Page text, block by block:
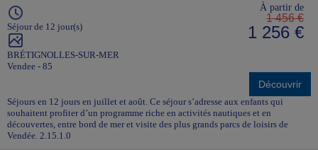
Séjour de 12 jour(s)
BRÉTIGNOLLES-SUR-MER
Vendee - 85
À partir de
1 456 €
1 256 €
Découvrir
Séjours en 12 jours en juillet et août. Ce séjour s’adresse aux enfants qui
souhaitent profiter d’un programme riche en activités nautiques et en
découvertes, entre bord de mer et visite des plus grands parcs de loisirs de
Vendée. 2.15.1.0